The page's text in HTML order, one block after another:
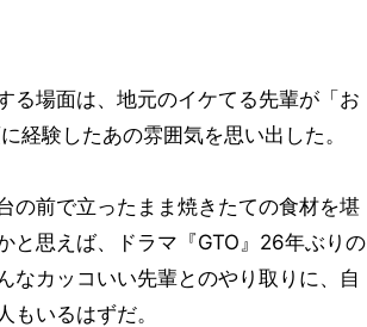
る場面は、地元のイケてる先輩が「お
経験したあの雰囲気を思い出した。
の前で立ったまま焼きたての食材を堪
と思えば、ドラマ『GTO』26年ぶりの
なカッコいい先輩とのやり取りに、自
いるはずだ。